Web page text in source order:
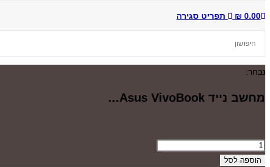
₪ 0.00 תפריט סגירה
נבחר:
מחשב נייד Asus VivoBook…
כמות
של
הוספה לסל